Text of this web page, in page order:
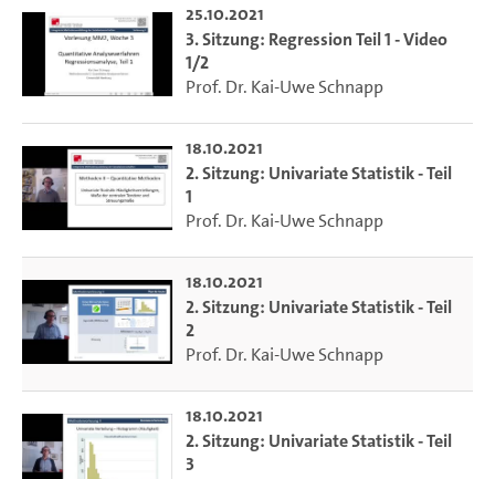
25.10.2021
3. Sitzung: Regression Teil 1 - Video
1/2
Prof. Dr. Kai-Uwe Schnapp
18.10.2021
2. Sitzung: Univariate Statistik - Teil
1
Prof. Dr. Kai-Uwe Schnapp
18.10.2021
2. Sitzung: Univariate Statistik - Teil
2
Prof. Dr. Kai-Uwe Schnapp
18.10.2021
2. Sitzung: Univariate Statistik - Teil
3